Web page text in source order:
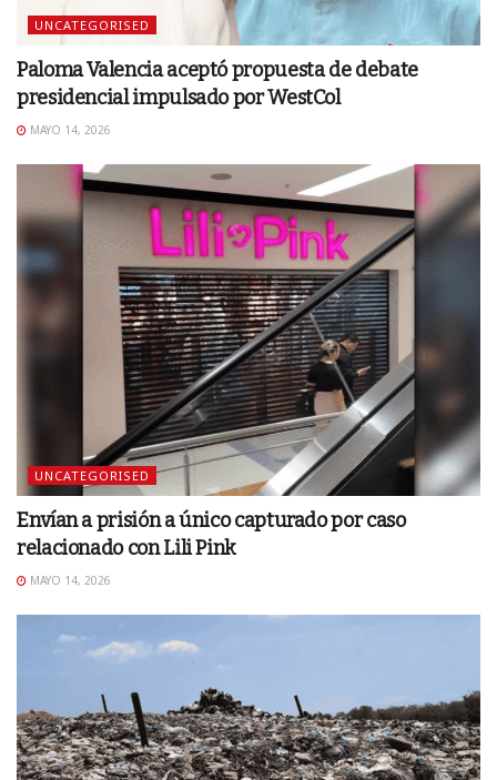
UNCATEGORISED
Paloma Valencia aceptó propuesta de debate
presidencial impulsado por WestCol
MAYO 14, 2026
UNCATEGORISED
Envían a prisión a único capturado por caso
relacionado con Lili Pink
MAYO 14, 2026